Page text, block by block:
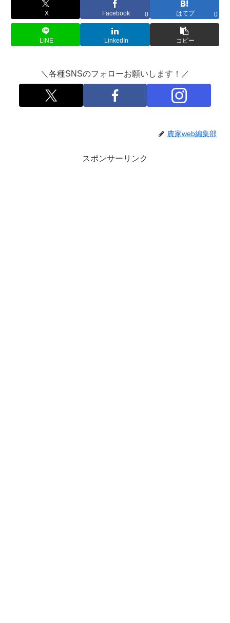
X Facebook 0 はてブ 0
LINE LinkedIn コピー
＼各種SNSのフォローお願いします！／
農家web編集部
スポンサーリンク